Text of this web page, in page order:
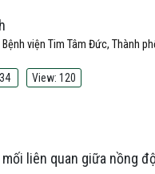
viện Tim Tâm Đức, Thành
View: 120
liên quan giữa nồng